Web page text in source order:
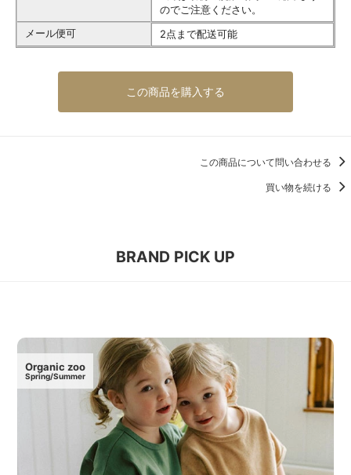
のでご注意ください。
メール便可
2点まで配送可能
この商品を購入する
この商品について問い合わせる
買い物を続ける
BRAND PICK UP
Organic zoo
Spring/Summer